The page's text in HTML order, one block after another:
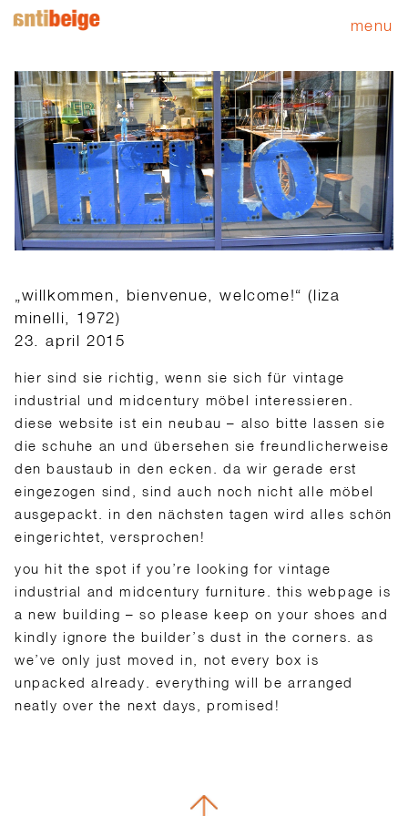
menu
„willkommen, bienvenue, welcome!“ (liza
minelli, 1972)
23. april 2015
hier sind sie richtig, wenn sie sich für vintage
industrial und midcentury möbel interessieren.
diese website ist ein neubau – also bitte lassen sie
die schuhe an und übersehen sie freundlicherweise
den baustaub in den ecken. da wir gerade erst
eingezogen sind, sind auch noch nicht alle möbel
ausgepackt. in den nächsten tagen wird alles schön
eingerichtet, versprochen!
you hit the spot if you’re looking for vintage
industrial and midcentury furniture. this webpage is
a new building – so please keep on your shoes and
kindly ignore the builder’s dust in the corners. as
we’ve only just moved in, not every box is
unpacked already. everything will be arranged
neatly over the next days, promised!